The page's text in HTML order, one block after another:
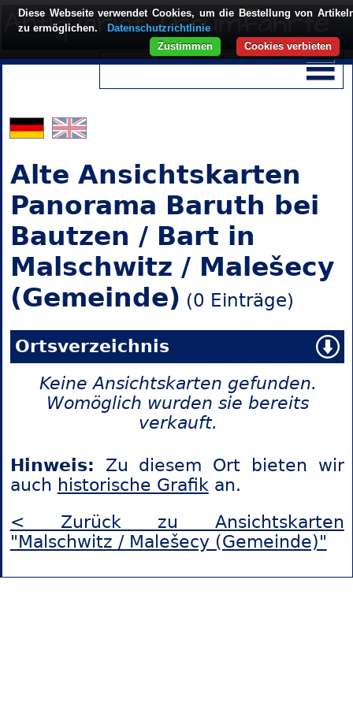
Alte Ansichtskarten
Panorama Baruth bei
Bautzen / Bart in
Malschwitz / Malešecy
(Gemeinde) (0 Einträge)
Ortsverzeichnis
Keine Ansichtskarten gefunden.
Womöglich wurden sie bereits
verkauft.
Hinweis: Zu diesem Ort bieten wir
auch historische Grafikan.
< Zurück zu Ansichtskarten
"Malschwitz / Malešecy (Gemeinde)"
Diese Webseite verwendet Cookies, um die Bestellung von
zu ermöglichen.
Datenschutzrichtlinie
Cookies verbieten
Zustimmen